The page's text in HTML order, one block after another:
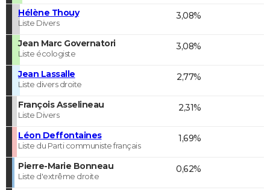
Hélène Thouy
Liste Divers
3,08%
Jean Marc Governatori
Liste écologiste
3,08%
Jean Lassalle
Liste divers droite
2,77%
François Asselineau
Liste Divers
2,31%
Léon Deffontaines
Liste du Parti communiste français
1,69%
Pierre-Marie Bonneau
Liste d'extrême droite
0,62%